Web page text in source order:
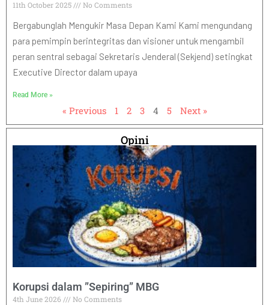
11th October 2025 No Comments
Bergabunglah Mengukir Masa Depan Kami Kami mengundang
para pemimpin berintegritas dan visioner untuk mengambil
peran sentral sebagai Sekretaris Jenderal (Sekjend) setingkat
Executive Director dalam upaya
Read More »
« Previous 1 2 3 4 5 Next »
Opini
Korupsi dalam ”Sepiring” MBG
4th June 2026
No Comments